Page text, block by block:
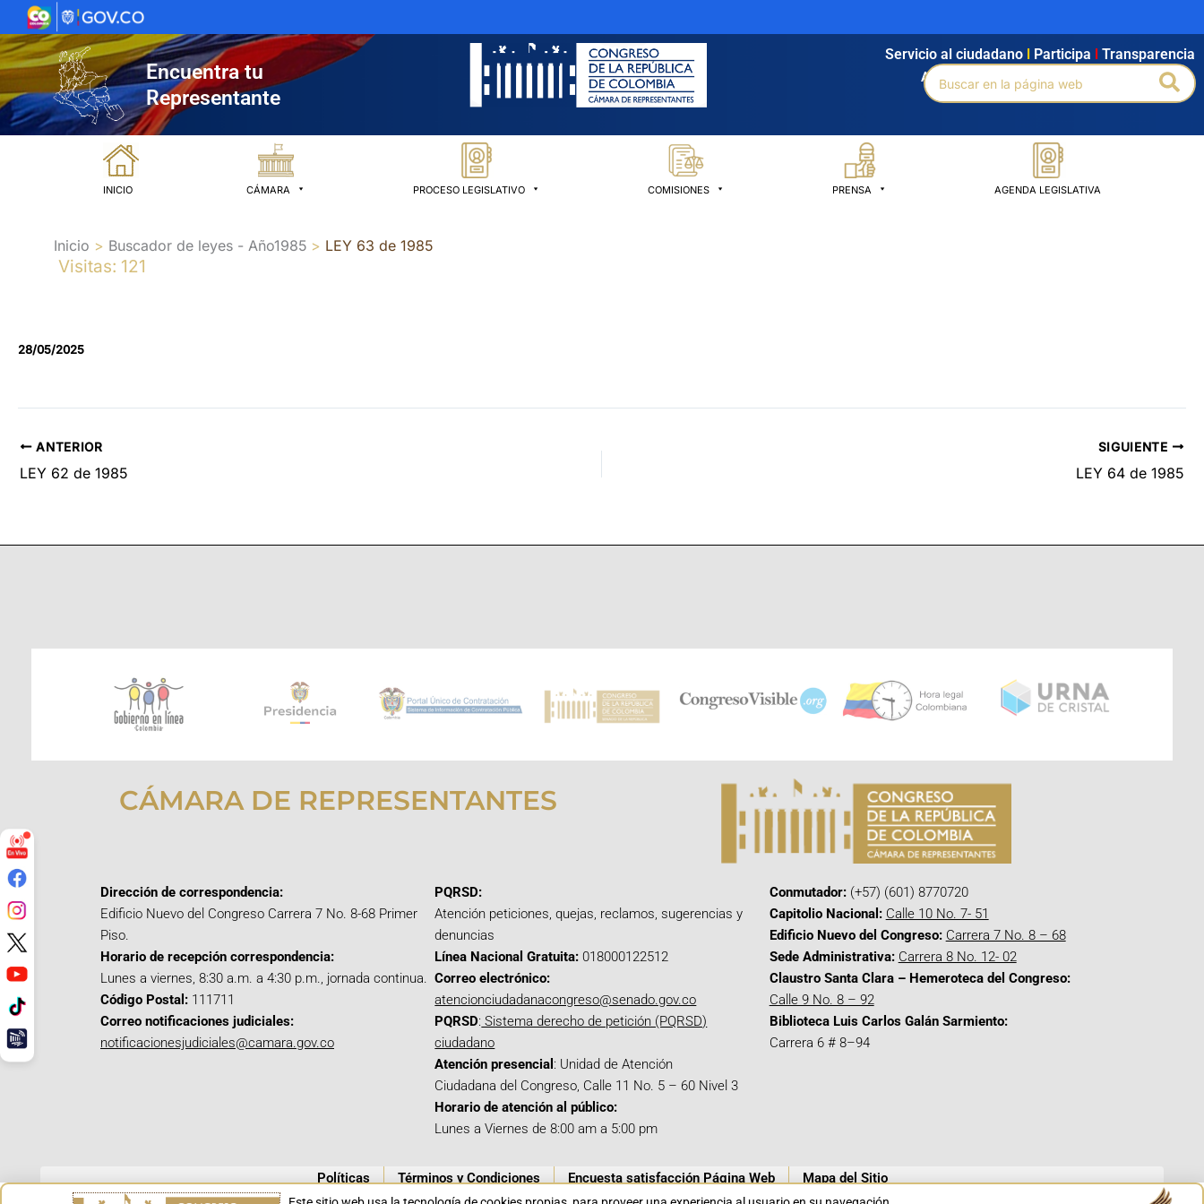
al
contenido
Encuentra tu
Representante
Agendamiento Intranet Búsqueda avanzada
Servicio al ciudadano Participa Transparencia
Buscar
por:
INICIO CÁMARA PROCESO LEGISLATIVO COMISIONES PRENSA AGENDA LEGISLATIVA
Inicio Buscador de leyes - Año1985 LEY 63 de 1985
Visitas: 121
28/05/2025
ANTERIOR
LEY 62 de 1985
SIGUIENTE
LEY 64 de 1985
CÁMARA DE REPRESENTANTES
Dirección de correspondencia:
Edificio Nuevo del Congreso Carrera 7 No. 8-68 Primer
Piso.
Horario de recepción correspondencia:
Lunes a viernes, 8:30 a.m. a 4:30 p.m., jornada continua.
Código Postal: 111711
Correo notificaciones judiciales:
notificacionesjudiciales@camara.gov.co
PQRSD:
Atención peticiones, quejas, reclamos, sugerencias y
denuncias
Línea Nacional Gratuita: 018000122512
Correo electrónico:
atencionciudadanacongreso@senado.gov.co
PQRSD: Sistema derecho de petición (PQRSD)
ciudadano
Atención presencial : Unidad de Atención
Ciudadana del Congreso, Calle 11 No. 5 – 60 Nivel 3
Horario de atención al público:
Lunes a Viernes de 8:00 am a 5:00 pm
Conmutador:(+57) (601) 8770720
Capitolio Nacional: Calle 10 No. 7- 51
Edificio Nuevo del Congreso: Carrera 7 No. 8 – 68
Sede Administrativa: Carrera 8 No. 12- 02
Claustro Santa Clara – Hemeroteca del Congreso:
Calle 9 No. 8 – 92
Biblioteca Luis Carlos Galán Sarmiento:
Carrera 6 # 8–94
Políticas Términos y Condiciones Encuesta satisfacción Página Web Mapa del Sitio